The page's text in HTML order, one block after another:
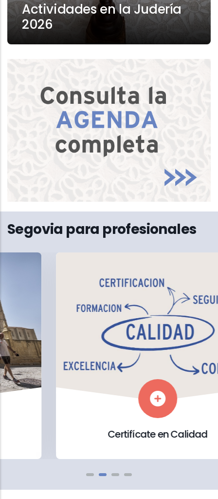
Actividades en la Judería
2026
Segovia para profesionales
Certifícate en Calidad